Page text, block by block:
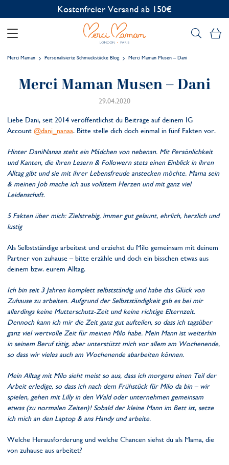
Kostenfreier Versand ab 150€
Merci Maman Personalisierte Schmuckstücke Blog Merci Maman Musen – Dani
Merci Maman Musen – Dani
29.04.2020
Liebe Dani, seit 2014 veröffentlichst du Beiträge auf deinem IG
Account @dani_nanaa. Bitte stelle dich doch einmal in fünf Fakten vor.
Hinter DaniNanaa steht ein Mädchen von nebenan. Mit Persönlichkeit
und Kanten, die ihren Lesern & Followern stets einen Einblick in ihren
Alltag gibt und sie mit ihrer Lebensfreude anstecken möchte. Mama sein
& meinen Job mache ich aus vollstem Herzen und mit ganz viel
Leidenschaft.
5 Fakten über mich: Zielstrebig, immer gut gelaunt, ehrlich, herzlich und
lustig
Als Selbstständige arbeitest und erziehst du Milo gemeinsam mit deinem
Partner von zuhause – bitte erzähle und doch ein bisschen etwas aus
deinem bzw. eurem Alltag.
Ich bin seit 3 Jahren komplett selbstständig und habe das Glück von
Zuhause zu arbeiten. Aufgrund der Selbstständigkeit gab es bei mir
allerdings keine Mutterschutz-Zeit und keine richtige Elternzeit.
Dennoch kann ich mir die Zeit ganz gut aufteilen, so dass ich tagsüber
ganz viel wertvolle Zeit für meinen Milo habe. Mein Mann ist weiterhin
in seinem Beruf tätig, aber unterstützt mich vor allem am Wochenende,
so dass wir vieles auch am Wochenende abarbeiten können.
Mein Alltag mit Milo sieht meist so aus, dass ich morgens einen Teil der
Arbeit erledige, so dass ich nach dem Frühstück für Milo da bin – wir
spielen, gehen mit Lilly in den Wald oder unternehmen gemeinsam
etwas (zu normalen Zeiten)! Sobald der kleine Mann im Bett ist, setze
ich mich an den Laptop & ans Handy und arbeite.
Welche Herausforderung und welche Chancen siehst du als Mama, die
von zuhause aus arbeitet?